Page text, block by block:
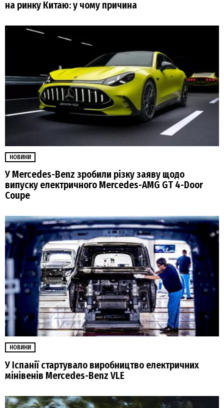
на ринку Китаю: у чому причина
НОВИНИ
У Mercedes-Benz зробили різку заяву щодо
випуску електричного Mercedes-AMG GT 4-Door
Coupe
НОВИНИ
У Іспанії стартувало виробництво електричних
мінівенів Mercedes-Benz VLE